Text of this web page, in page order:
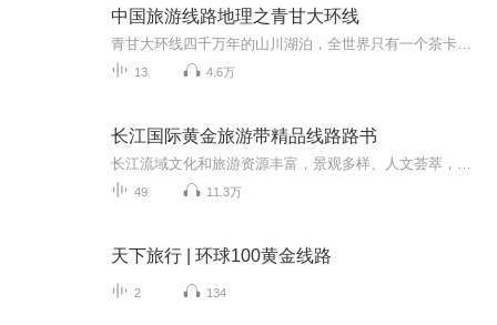
中国旅游线路地理之青甘大环线
13 4.6万
长江国际黄金旅游带精品线路路书
49 11.3万
天下旅行 | 环球100黄金线路
2 134